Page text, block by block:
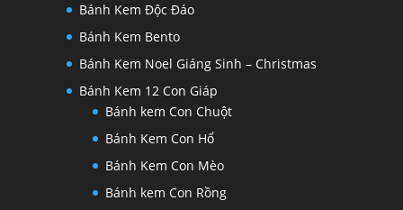
Bánh Kem Độc Đáo
Bánh Kem Bento
Bánh Kem Noel Giáng Sinh – Christmas
Bánh Kem 12 Con Giáp
Bánh kem Con Chuột
Bánh Kem Con Hổ
Bánh Kem Con Mèo
Bánh kem Con Rồng